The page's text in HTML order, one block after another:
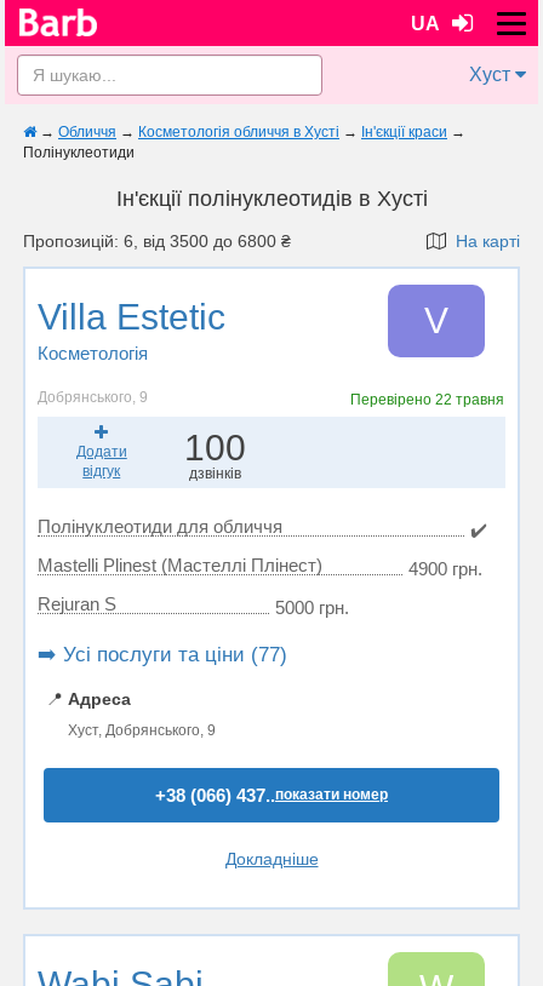
UA
Хуст
→ Обличчя → Косметологія обличчя в Хусті → Ін'єкції краси →
Полінуклеотиди
Ін'єкції полінуклеотидів в Хусті
Пропозицій: 6, від 3500 до 6800 ₴ На карті
Villa Estetic
Косметологія
V
Добрянського, 9 Перевірено22 травня
Додати
відгук
100
дзвінків
Полінуклеотиди для обличчя
✔️
Mastelli Plinest (Мастеллі Плінест)
4900 грн.
Rejuran S
5000 грн.
➡️ Усі послуги та ціни (77)
📍 Адреса
Хуст, Добрянського, 9
+38 (066) 437..показати номер
Докладніше